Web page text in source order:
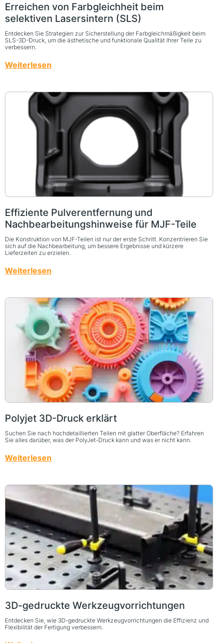
Erreichen von Farbgleichheit beim
selektiven Lasersintern (SLS)
Entdecken Sie Strategien zur Sicherstellung der Farbgleichmäßigkeit beim
SLS-3D-Druck, um die ästhetische und funktionale Qualität Ihrer Teile zu
verbessern.
Weiterlesen
Effiziente Pulverentfernung und
Nachbearbeitungshinweise für MJF-Teile
Die Konstruktion von MJF-Teilen ist nur der erste Schritt. Konzentrieren Sie
sich auf die Nachbearbeitung, um bessere Ergebnisse und kürzere
Lieferzeiten zu erzielen.
Weiterlesen
Polyjet 3D-Druck erklärt
Suchen Sie nach hochdetaillierten Teilen mit glatter Oberfläche? Erfahren
Sie alles darüber, was der PolyJet-Druck kann und was er nicht kann.
Weiterlesen
3D-gedruckte Werkzeugvorrichtungen
Entdecken Sie, wie 3D-gedruckte Werkzeugvorrichtungen die Effizienz und
Flexibilität der Fertigung verbessern.